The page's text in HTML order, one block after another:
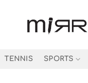
TENNIS SPORTS